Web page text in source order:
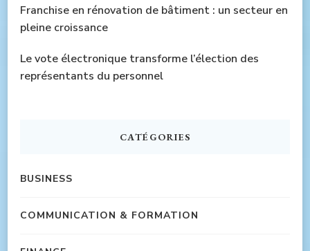
Franchise en rénovation de bâtiment : un secteur en
pleine croissance
Le vote électronique transforme l’élection des
représentants du personnel
CATÉGORIES
BUSINESS
COMMUNICATION & FORMATION